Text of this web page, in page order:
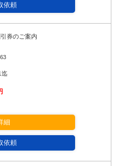
依頼
券のご案内
細
依頼